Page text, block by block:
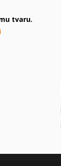
tvaru.